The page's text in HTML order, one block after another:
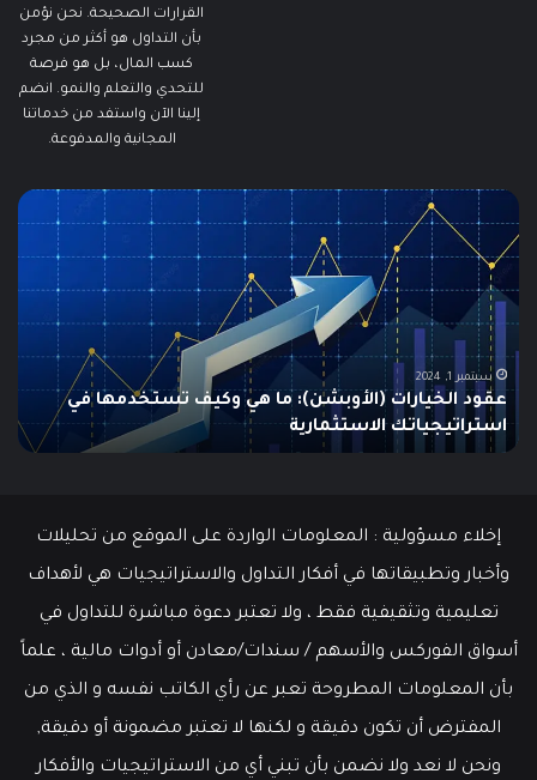
القرارات الصحيحة. نحن نؤمن
بأن التداول هو أكثر من مجرد
كسب المال، بل هو فرصة
للتحدي والتعلم والنمو. انضم
إلينا الآن واستفد من خدماتنا
المجانية والمدفوعة.
ما
هو
الـ
Swing
دليلك
الشامل
للمبتدئين
يونيو 10, 2025
ما هو الـ Swing Trading؟ دليلك الشامل للمبتدئين
إخلاء مسؤولية : المعلومات الواردة على الموقع من تحليلات
وأخبار وتطبيقاتها في أفكار التداول والاستراتيجيات هي لأهداف
تعليمية وتثقيفية فقط ، ولا تعتبر دعوة مباشرة للتداول في
أسواق الفوركس والأسهم / سندات/معادن أو أدوات مالية ، علماً
بأن المعلومات المطروحة تعبر عن رأي الكاتب نفسه و الذي من
المفترض أن تكون دقيقة و لكنها لا تعتبر مضمونة أو دقيقة,
ونحن لا نعد ولا نضمن بأن تبني أي من الاستراتيجيات والأفكار